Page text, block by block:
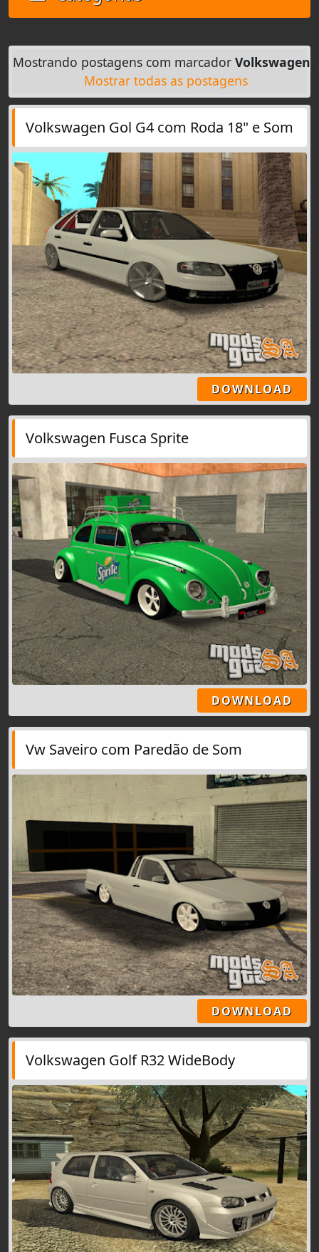
Mostrando postagens com marcador Volkswagen
Mostrar todas as postagens
Volkswagen Gol G4 com Roda 18" e Som
DOWNLOAD
Volkswagen Fusca Sprite
DOWNLOAD
Vw Saveiro com Paredão de Som
DOWNLOAD
Volkswagen Golf R32 WideBody